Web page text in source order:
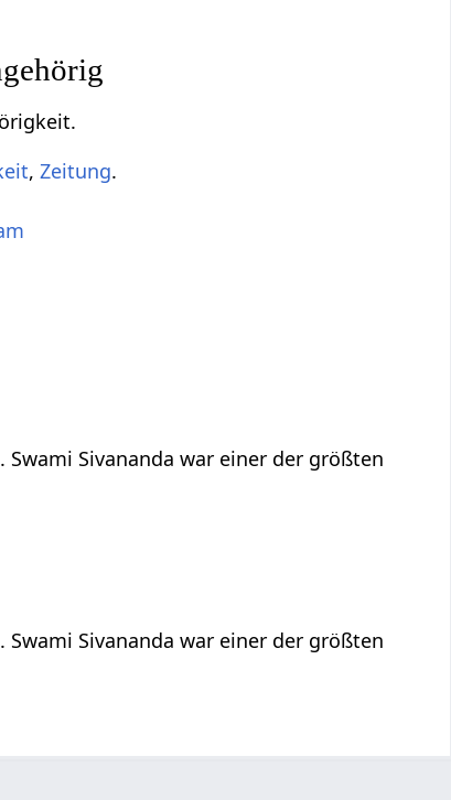
,Zeitung.
Sivananda war einer der größten
Sivananda war einer der größten